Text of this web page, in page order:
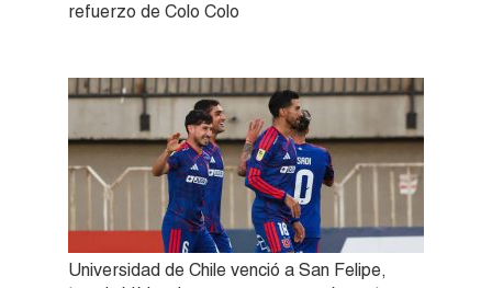
refuerzo de Colo Colo
Universidad de Chile venció a San Felipe,